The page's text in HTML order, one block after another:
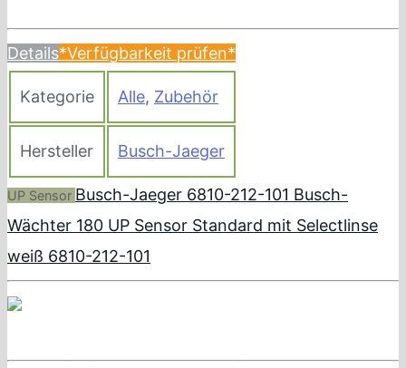
Details*Verfügbarkeit prüfen*
Kategorie Alle, Zubehör
Hersteller Busch-Jaeger
UP Sensor Busch-Jaeger 6810-212-101 Busch-
Wächter 180 UP Sensor Standard mit Selectlinse
weiß 6810-212-101